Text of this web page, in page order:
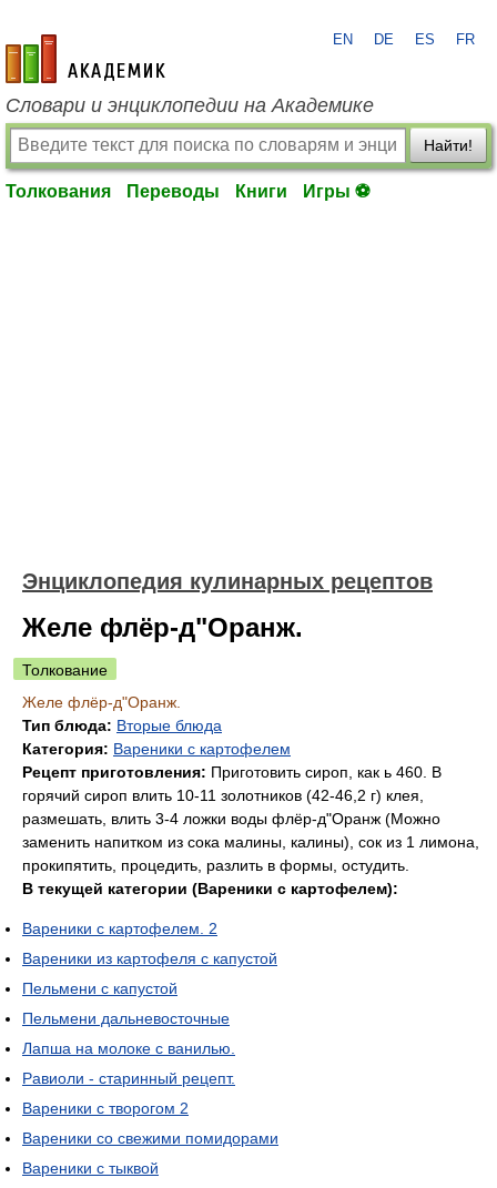
academic.ru
EN DE ES FR
Словари и энциклопедии на Академике
Найти!
Толкования Переводы Книги Игры ⚽
Энциклопедия кулинарных рецептов
Желе флёр-д"Оранж.
Толкование
Желе флёр-д"Оранж.
Тип блюда: Вторые блюда
Категория: Вареники с картофелем
Рецепт приготовления: Приготовить сироп, как ь 460. В
горячий сироп влить 10-11 золотников (42-46,2 г) клея,
размешать, влить 3-4 ложки воды флёр-д"Оранж (Можно
заменить напитком из сока малины, калины), сок из 1 лимона,
прокипятить, процедить, разлить в формы, остудить.
В текущей категории (Вареники с картофелем):
Вареники с картофелем. 2
Вареники из картофеля с капустой
Пельмени с капустой
Пельмени дальневосточные
Лапша на молоке с ванилью.
Равиоли - старинный рецепт.
Вареники с творогом 2
Вареники со свежими помидорами
Вареники с тыквой